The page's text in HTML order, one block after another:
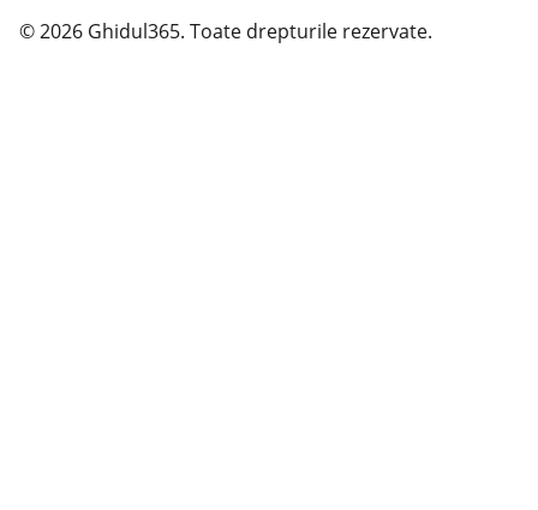
© 2026 Ghidul365. Toate drepturile rezervate.